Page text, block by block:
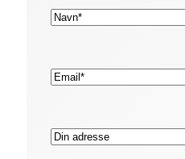
Navn*
E-
mail*
Adresse